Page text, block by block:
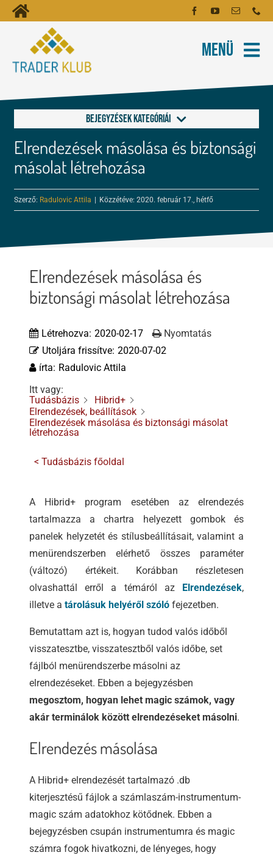
Kihagyás
Toggle
Navigation
Kezdőoldal
Fiókom
Menü
Oktatóanyagok
Tartalmak
Képzés
Robotok
Tőzsdeklub
Bejegyzések kategóriái
Általános, Kijelző
Hibrid+
Elrendezések másolása és biztonsági
másolat létrehozása
Szerző: Radulovic Attila Közzétéve: 2020. február 17., hétfő
Elrendezések másolása és
biztonsági másolat létrehozása
Létrehozva: 2020-02-17
Utoljára frissítve: 2020-07-02
írta: Radulovic Attila
Nyomtatás
Itt vagy:
Tudásbázis
Hibrid+
Elrendezések, beállítások
Elrendezések másolása és biztonsági másolat
létrehozása
< Tudásbázis főoldal
A Hibrid+ program esetében az elrendezés
tartalmazza a chartra helyezett gombok és
panelek helyzetét és stílusbeállításait, valamint a
menürendszerben elérhető összes paraméter
(változó) értékeit. Korábban részletesen
olvashattál erről a témáról az Elrendezések,
illetve a tárolásuk helyéről szóló fejezetben.
Bemutattam azt is, hogyan tudod valós időből
visszatesztbe, visszatesztből valós időbe, set
fájlból menürendszerbe másolni az
elrendezéseket. Ebben a bejegyzésben
megosztom, hogyan lehet magic számok, vagy
akár terminálok között elrendezéseket másolni.
Elrendezés másolása
A Hibrid+ elrendezését tartalmazó .db
kiterjesztésű fájlok a számlaszám-instrumentum-
magic szám adatokhoz kötődnek. Ebben a
bejegyzésben csupán instrumentumra és magic
számra fogok hivatkozni, de lényeges, hogy